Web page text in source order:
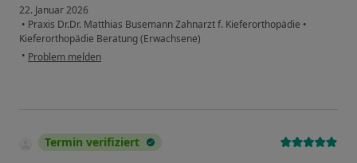
22. Januar 2026
• Praxis Dr.Dr. Matthias Busemann Zahnarzt f. Kieferorthopädie •
Kieferorthopädie Beratung (Erwachsene)
• Problem melden
Termin verifiziert